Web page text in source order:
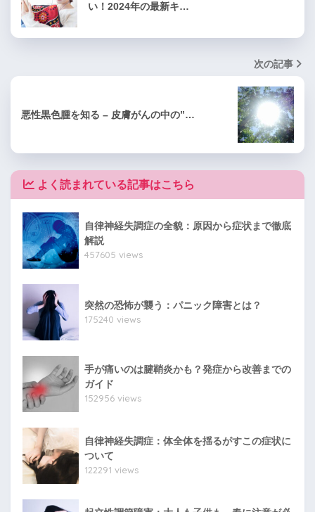
い！2024年の最新キ…
次の記事
悪性黒色腫を知る – 皮膚がんの中の”…
よく読まれている記事はこちら
自律神経失調症の全貌：原因から症状まで徹底
解説
457605 views
突然の恐怖が襲う：パニック障害とは？
175240 views
手が痛いのは腱鞘炎かも？発症から改善までの
ガイド
152956 views
自律神経失調症：体全体を揺るがすこの症状に
ついて
122291 views